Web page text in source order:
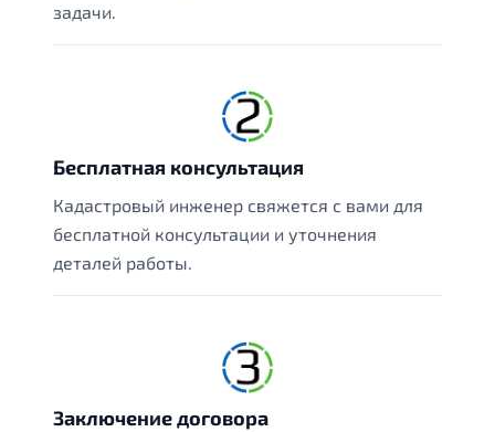
задачи.
Бесплатная консультация
Кадастровый инженер свяжется с вами для
бесплатной консультации и уточнения
деталей работы.
Заключение договора